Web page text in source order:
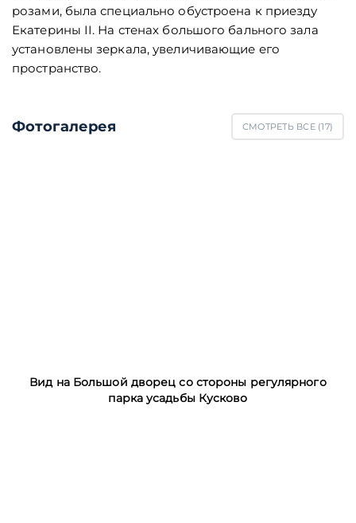
розами, была специально обустроена к приезду
Екатерины II. На стенах большого бального зала
установлены зеркала, увеличивающие его
пространство.
Фотогалерея СМОТРЕТЬ ВСЕ (17)
Вид на Большой дворец со стороны регулярного
парка усадьбы Кусково